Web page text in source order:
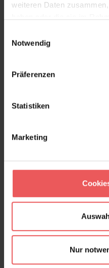
weiteren Daten
Notwendig
Präferenzen
Statistiken
Marketing
Nur
Sie haben Fragen zum
+49 (0)221 932 81 82